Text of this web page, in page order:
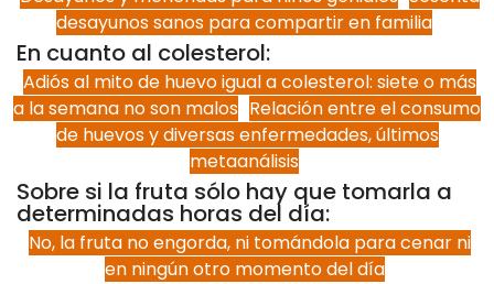
desayunos sanos para compartir en familia
En cuanto al colesterol:
Adiós al mito de huevo igual a colesterol: siete o más
a la semana no son malos Relación entre el consumo
de huevos y diversas enfermedades, últimos
metaanálisis
Sobre si la fruta sólo hay que tomarla a
determinadas horas del día:
No, la fruta no engorda, ni tomándola para cenar ni
en ningún otro momento del día